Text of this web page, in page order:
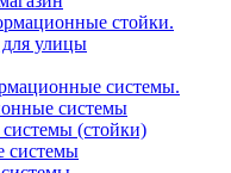
стойки.
улицы
системы.
системы
(стойки)
системы